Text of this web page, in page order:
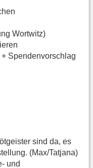
Wortwitz)
Spendenvorschlag
sind da, es
(Max/Tatjana)
und